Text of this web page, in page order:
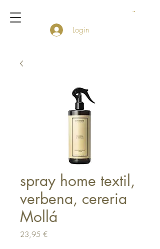
Login
spray home textil,
verbena, cereria
Mollá
23,95 €Preço